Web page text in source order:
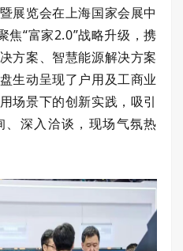
展览会在上海国家会展中
焦“富家2.0”战略升级，携
方案、智慧能源解决方案
生动呈现了户用及工商业
场景下的创新实践，吸引
深入洽谈，现场气氛热